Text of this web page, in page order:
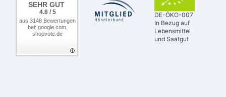
SEHR GUT
4.8 / 5
aus 3148 Bewertungen
bei: google.com,
shopvote.de
DE-ÖKO-007
In Bezug auf
Lebensmittel
und Saatgut